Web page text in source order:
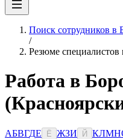
Поиск сотрудников в
/
Резюме
Работа в
АБВГДЕ Ё ЖЗИ Й КЛМН